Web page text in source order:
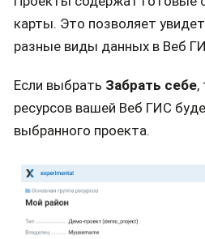
карты. Это позволяет
разные виды данных в Веб
Если выбрать Забрать себе,
ресурсов вашей Веб ГИС
выбранного проекта.